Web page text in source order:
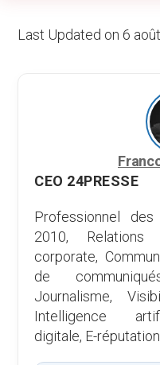
Last Updated on 6
CEO 24PRESSE
Professionnel
2010, Relations
corporate,
de
Journalisme,
Intelligence
digitale, E-